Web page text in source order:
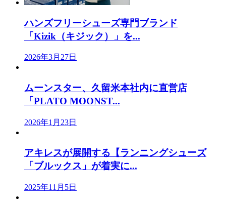
ハンズフリーシューズ専門ブランド
「Kizik（キジック）」を...
2026年3月27日
ムーンスター、久留米本社内に直営店
「PLATO MOONST...
2026年1月23日
アキレスが展開する【ランニングシューズ
「ブルックス」が着実に...
2025年11月5日